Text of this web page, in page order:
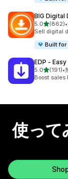
BIG Digital
5.05つ星中
(862)
合計レビュ •
Sell digital
Built for
EDP ‑
5.05つ星中
(191)
合計レビュ •
Boost
使って